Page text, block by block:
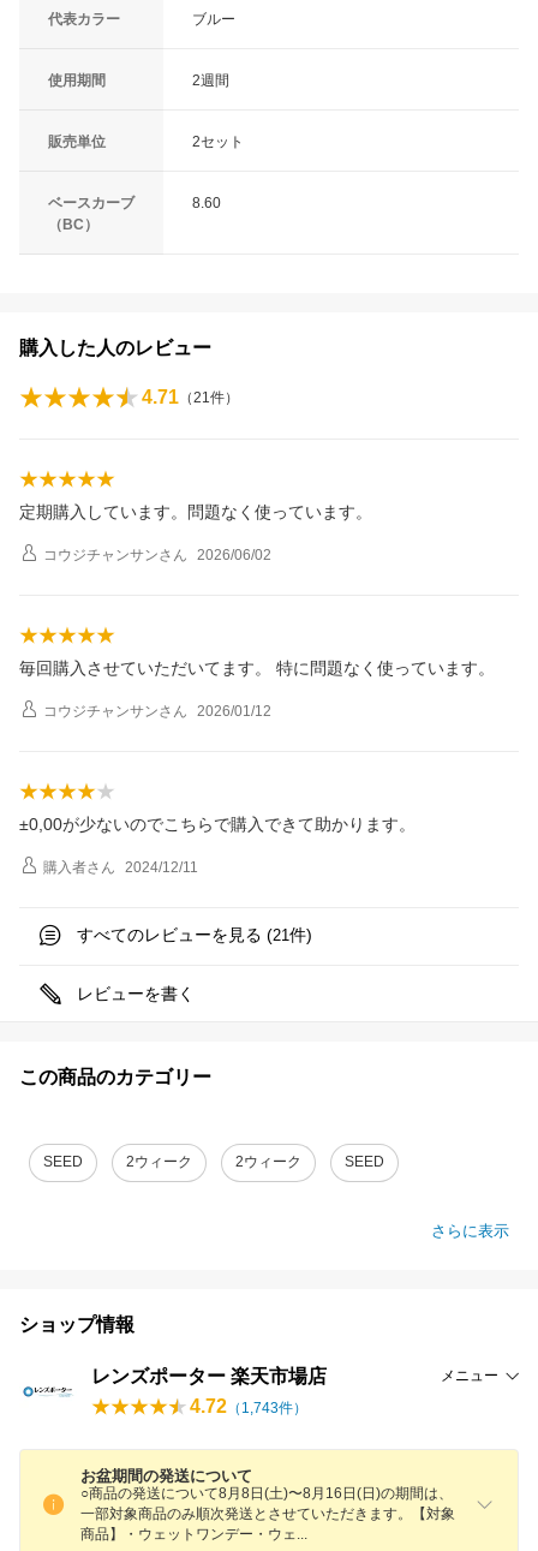
代表カラー ブルー
使用期間 2週間
販売単位 2セット
ベースカーブ
（BC）
8.60
購入した人のレビュー
4.71 （21 件）
定期購入しています。問題なく使っています。
コウジチャンサンさん 2026/06/02
毎回購入させていただいてます。 特に問題なく使っています。
コウジチャンサンさん 2026/01/12
±0,00が少ないのでこちらで購入できて助かります。
購入者さん 2024/12/11
すべてのレビューを見る (21件)
レビューを書く
この商品のカテゴリー
SEED 2ウィーク 2ウィーク SEED
さらに表示
ショップ情報
レンズポーター 楽天市場店 メニュー
4.72 （ 1,743件）
お盆期間の発送について
○商品の発送について8月8日(土)〜8月16日(日)の期間は、
一部対象商品のみ順次発送とさせていただきます。【対象
商品】・ウェットワンデー・ウ ェ